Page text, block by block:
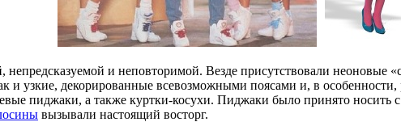
непредсказуемой и неповторимой. Везде присутствовали
узкие, декорированные всевозможными поясами и, в
пиджаки, а также куртки-косухи. Пиджаки было принято носить
вызывали настоящий восторг.